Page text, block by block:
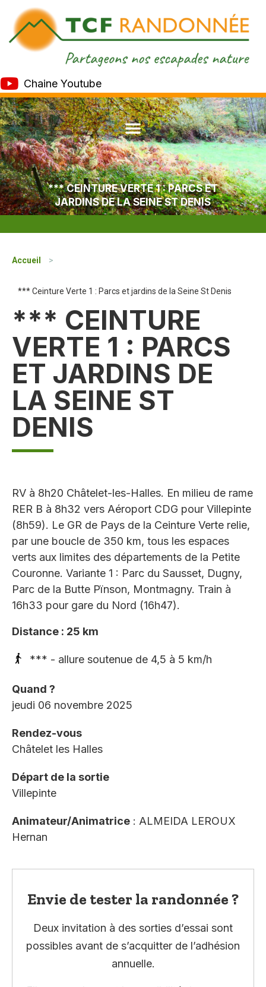
Chaine Youtube
*** CEINTURE VERTE 1 : PARCS ET
JARDINS DE LA SEINE ST DENIS
Accueil >
*** Ceinture Verte 1 : Parcs et jardins de la Seine St Denis
*** CEINTURE
VERTE 1 : PARCS
ET JARDINS DE
LA SEINE ST
DENIS
RV à 8h20 Châtelet-les-Halles. En milieu de rame
RER B à 8h32 vers Aéroport CDG pour Villepinte
(8h59). Le GR de Pays de la Ceinture Verte relie,
par une boucle de 350 km, tous les espaces
verts aux limites des départements de la Petite
Couronne. Variante 1 : Parc du Sausset, Dugny,
Parc de la Butte Pïnson, Montmagny. Train à
16h33 pour gare du Nord (16h47).
Distance : 25 km
*** - allure soutenue de 4,5 à 5 km/h
Quand ?
jeudi 06 novembre 2025
Rendez-vous
Châtelet les Halles
Départ de la sortie
Villepinte
Animateur/Animatrice : ALMEIDA LEROUX
Hernan
Envie de tester la randonnée ?
Deux invitation à des sorties d’essai sont
possibles avant de s’acquitter de l’adhésion
annuelle.